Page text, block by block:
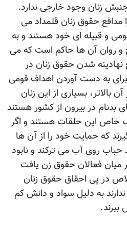
زنان وجود خارجی ندارد.
حقوق زنان قلمداد می
و قبیله ای خود هستند و به
و روان آن ها حاکم است که می
شدن حقوق زنان در
به دست آوردن اهداف قومی
بالاتر، بسیاری از این زنان
بدنام در بیرون از کشور هستند
خاص این حلقات هستند و اگر
که حمایت خود را از آن ها
روی آب می ترکند و نابود
فعالان حقوق زن یافت
در پی احقاق حقوق زنان
به دلیل سواد و دانش کم
ببرند.